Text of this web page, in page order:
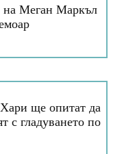
на Меган Маркъл
ще опитат да
с гладуването по